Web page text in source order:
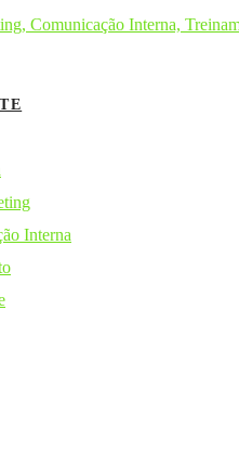
Interna